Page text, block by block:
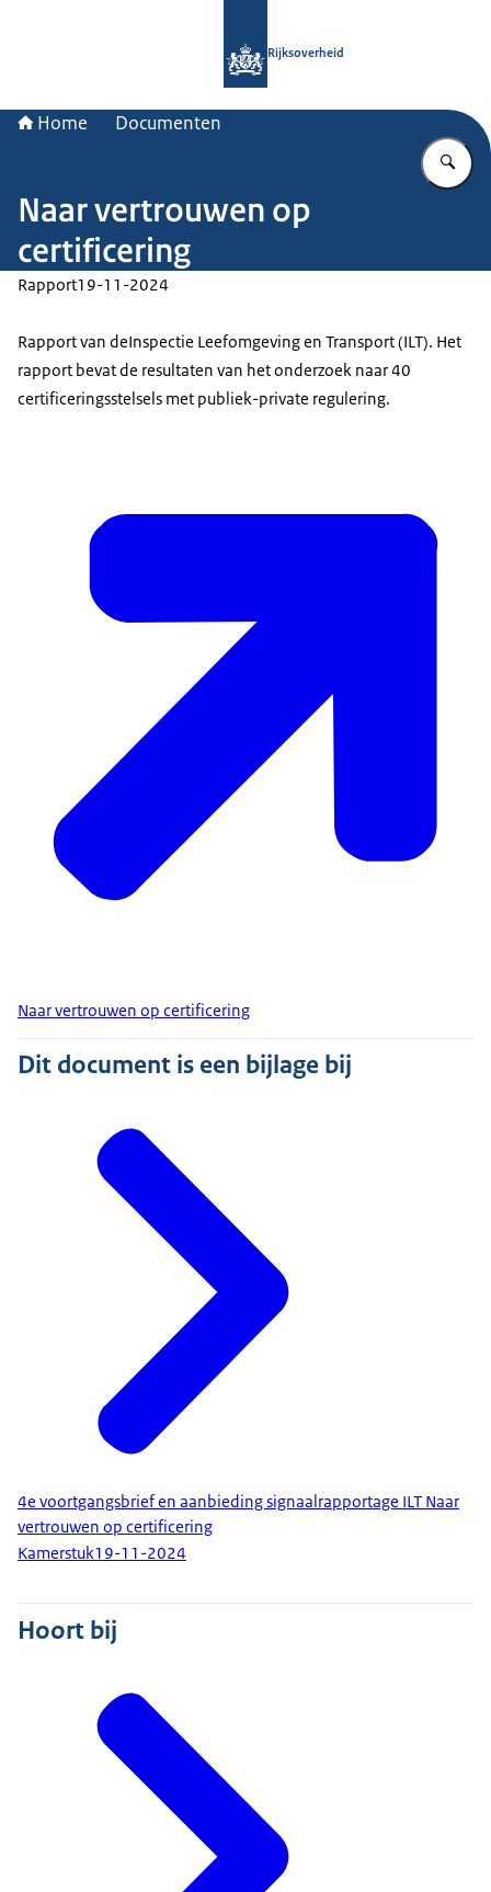
Rijksoverheid
Home Documenten
Naar vertrouwen op
certificering
Rapport19-11-2024
Rapport van deInspectie Leefomgeving en Transport (ILT). Het
rapport bevat de resultaten van het onderzoek naar 40
certificeringsstelsels met publiek-private regulering.
Naar vertrouwen op certificering
Dit document is een bijlage bij
4e voortgangsbrief en aanbieding signaalrapportage ILT Naar
vertrouwen op certificering
Kamerstuk19-11-2024
Hoort bij